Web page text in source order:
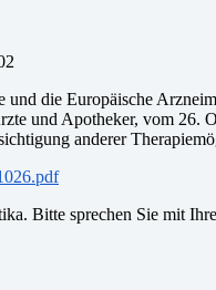
die Europäische
und Apotheker, vom 26.
anderer
Bitte sprechen Sie mit